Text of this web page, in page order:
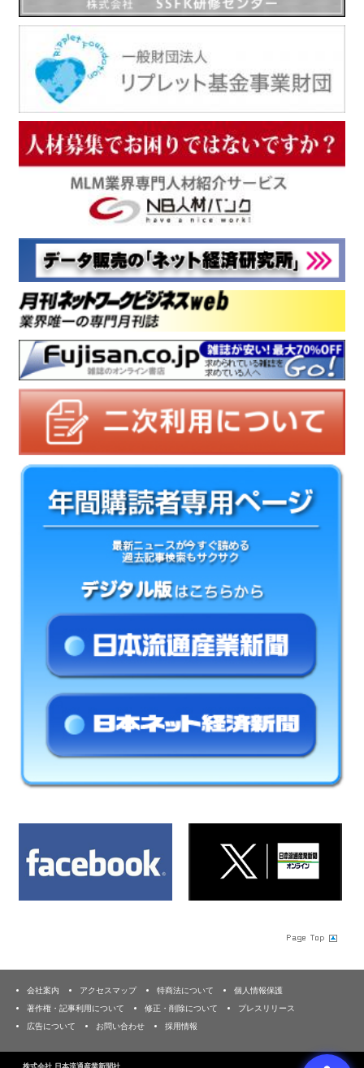
会社案内 アクセスマップ 特商法について
個人情報保護
著作権・記事利用について
修正・削除について
プレスリリース
広告について
お問い合わせ 採用情報
株式会社 日本流通産業新聞社